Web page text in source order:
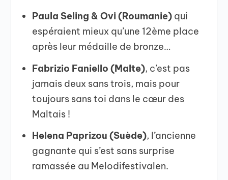
Paula Seling & Ovi (Roumanie)qui
espéraient mieux qu’une 12ème place
après leur médaille de bronze…
Fabrizio Faniello (Malte), c’est pas
jamais deux sans trois, mais pour
toujours sans toi dans le cœur des
Maltais !
Helena Paprizou (Suède), l’ancienne
gagnante qui s’est sans surprise
ramassée au Melodifestivalen.